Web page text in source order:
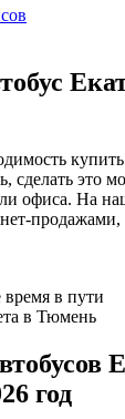
сделать это
офиса. На
продажами,
время в пути
в Тюмень
год